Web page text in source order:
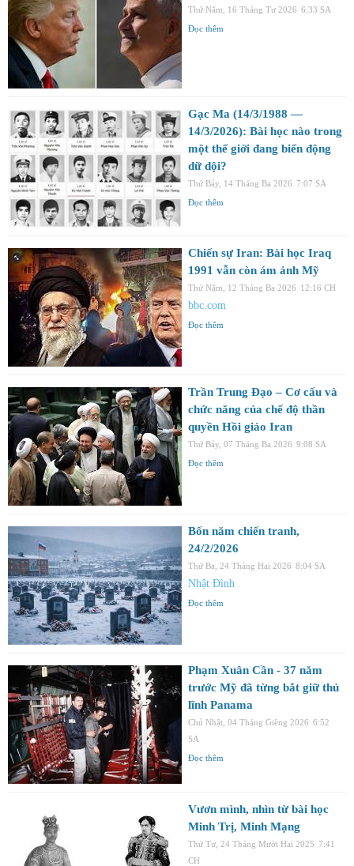
Thứ Năm, 16 Tháng Tư 2026 6:33 SA
Đọc thêm
Gạc Ma (14/3/1988 —
14/3/2026): Bài học nào trong
một thế giới đang biến động
dữ dội?
Thứ Bảy, 14 Tháng Ba 2026 7:07 SA
Đọc thêm
Chiến sự Iran: Bài học Iraq
1991 vẫn còn ám ảnh Mỹ
Thứ Năm, 12 Tháng Ba 2026 12:16 CH
bbc.com
Đọc thêm
Trần Trung Đạo – Cơ cấu và
chức năng của chế độ thần
quyền Hồi giáo Iran
Thứ Bảy, 07 Tháng Ba 2026 9:08 SA
Đọc thêm
Bốn năm chiến tranh,
24/2/2026
Thứ Ba, 24 Tháng Hai 2026 8:04 SA
Nhật Đình
Đọc thêm
Phạm Xuân Cần - 37 năm
trước Mỹ đã từng bắt giữ thủ
lĩnh Panama
Chủ Nhật, 04 Tháng Giêng 2026 6:52
SA
Đọc thêm
Vươn mình, nhìn từ bài học
Minh Trị, Minh Mạng
Thứ Tư, 24 Tháng Mười Hai 2025 7:41
CH